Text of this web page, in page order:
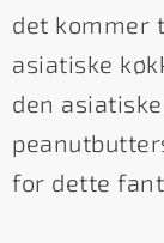
det kommer
asiatiske
den
for dette